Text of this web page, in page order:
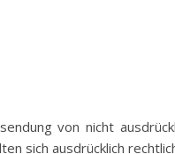
von nicht
sich ausdrücklich